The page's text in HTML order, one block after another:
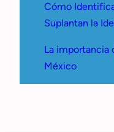
Cómo
Suplantan la
La importancia
México